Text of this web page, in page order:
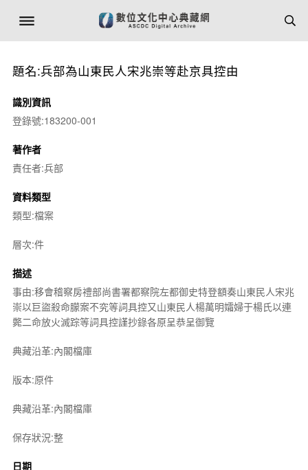
題名:兵部為山東民人宋兆崇等赴京具控由
識別資訊
登錄號:183200-001
著作者
責任者:兵部
資料類型
類型:檔案
層次:件
描述
事由:移會稽察房禮部尚書署都察院左都御史特登額奏山東民人宋兆
崇以巨盜殺命朦案不究等詞具控又山東民人楊萬明孀婦于楊氏以連
斃二命放火滅踪等詞具控謹抄錄各原呈恭呈御覽
典藏沿革:內閣檔庫
版本:原件
典藏沿革:內閣檔庫
保存狀況:整
日期